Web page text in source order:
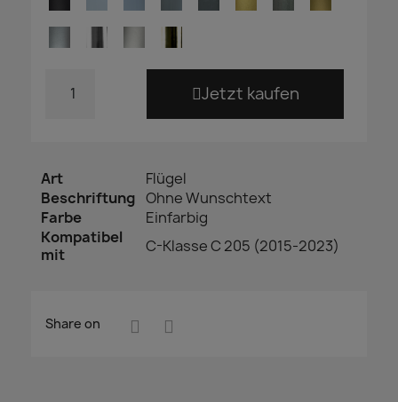
Jetzt kaufen
Art
Flügel
Beschriftung Ohne Wunschtext
Farbe
Einfarbig
Kompatibel
mit
C-Klasse C 205 (2015-2023)
Share on